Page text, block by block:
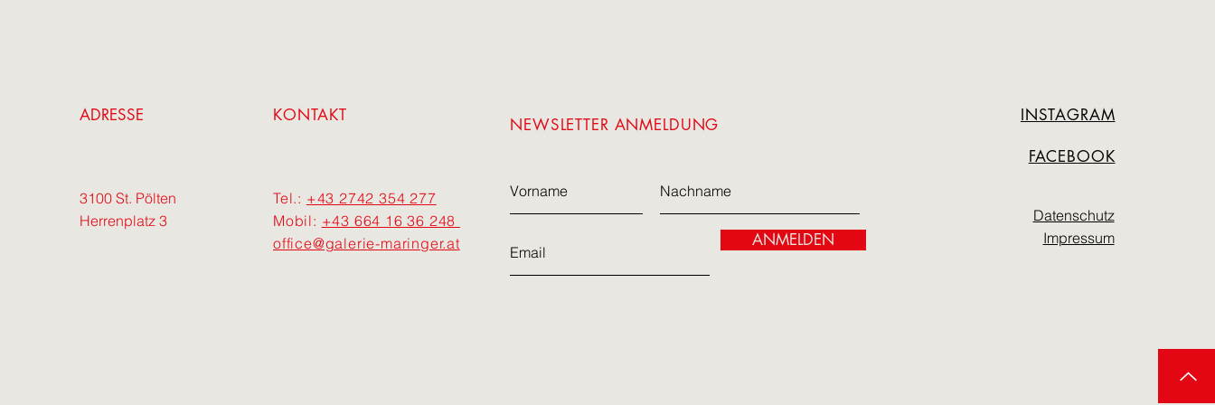
ADRESSE KONTAKT
3100 St. Pölten
Herrenplatz 3
Tel.: +43 2742 354 277
Mobil: +43 664 16 36 248
office@galerie-maringer.at
NEWSLETTER ANMELDUNG
ANMELDEN
INSTAGRAM
FACEBOOK
Datenschutz
Impressum